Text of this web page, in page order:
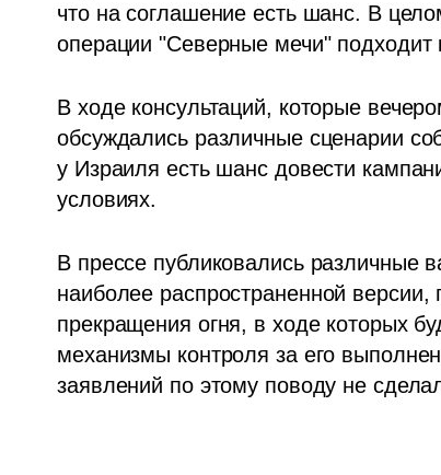
что на соглашение есть шанс. В
операции "Северные мечи" подходит
В ходе консультаций, которые
обсуждались различные сценарии
у Израиля есть шанс довести
условиях.
В прессе публиковались различные
наиболее распространенной
прекращения огня, в ходе которых
механизмы контроля за его
заявлений по этому поводу не